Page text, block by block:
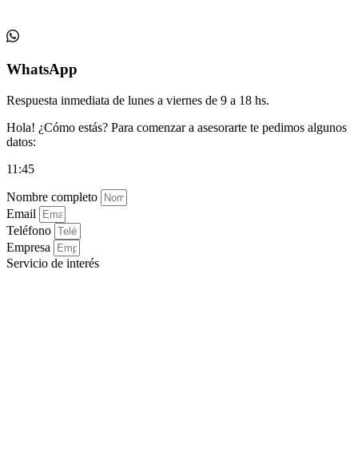
WhatsApp
Respuesta inmediata de lunes a viernes de 9 a 18 hs.
Hola! ¿Cómo estás? Para comenzar a asesorarte te pedimos algunos
datos:
11:45
Nombre completo
Email
Teléfono
Empresa
Servicio de interés